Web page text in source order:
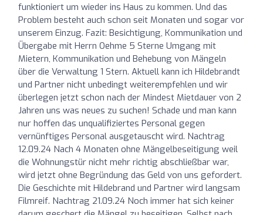
funktioniert um wieder ins Haus zu kommen. Und das
Problem besteht auch schon seit Monaten und sogar vor
unserem Einzug. Fazit: Besichtigung, Kommunikation und
Übergabe mit Herrn Oehme 5 Sterne Umgang mit
Mietern, Kommunikation und Behebung von Mängeln
über die Verwaltung 1 Stern. Aktuell kann ich Hildebrandt
und Partner nicht unbedingt weiterempfehlen und wir
überlegen jetzt schon nach der Mindest Mietdauer von 2
Jahren uns was neues zu suchen! Schade und man kann
nur hoffen das unqualifiziertes Personal gegen
vernünftiges Personal ausgetauscht wird. Nachtrag
12.09.24 Nach 4 Monaten ohne Mängelbeseitigung weil
die Wohnungstür nicht mehr richtig abschließbar war,
wird jetzt ohne Begründung das Geld von uns gefordert.
Die Geschichte mit Hildebrand und Partner wird langsam
Filmreif. Nachtrag 21.09.24 Noch immer hat sich keiner